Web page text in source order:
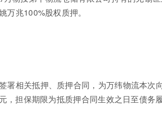
兆100%股权质押。
署相关抵押、质押合同，为万纬物流本次
担保期限为抵质押合同生效之日至债务